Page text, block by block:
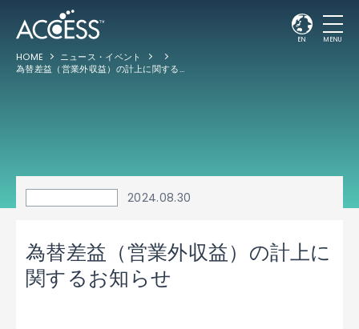
EN MENU
HOME
ニュース・イベント
為替差益（営業外収益）の計上に関するお知らせ
2024.08.30
為替差益（営業外収益）の計上に
関するお知らせ